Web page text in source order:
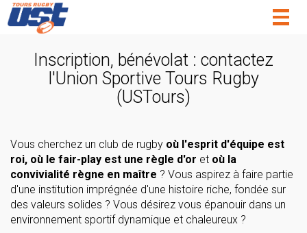
Inscription, bénévolat : contactez
l'Union Sportive Tours Rugby
(USTours)
Vous cherchez un club de rugby où l'esprit d'équipe est
roi, où le fair-play est une règle d'or et où la
convivialité règne en maître ? Vous aspirez à faire partie
d'une institution imprégnée d'une histoire riche, fondée sur
des valeurs solides ? Vous désirez vous épanouir dans un
environnement sportif dynamique et chaleureux ?